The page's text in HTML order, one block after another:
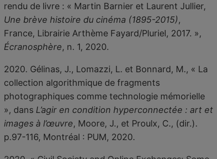
rendu de livre : « Martin Barnier et Laurent Jullier,
Une brève histoire du cinéma (1895-2015),
France, Librairie Arthème Fayard/Pluriel, 2017. »,
Écranosphère, n. 1, 2020.
2020. Gélinas, J., Lomazzi, L. et Bonnard, M., « La
collection algorithmique de fragments
photographiques comme technologie mémorielle
», dans L’agir en condition hyperconnectée : art et
images à l’œuvre, Moore, J., et Proulx, C., (dir.).
p.97-116, Montréal : PUM, 2020.